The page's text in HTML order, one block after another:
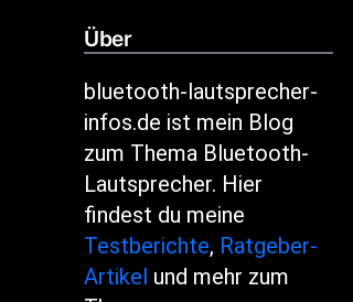
Über
bluetooth-lautsprecher-
infos.de ist mein Blog
zum Thema Bluetooth-
Lautsprecher. Hier
findest du meine
Testberichte, Ratgeber-
Artikel und mehr zum